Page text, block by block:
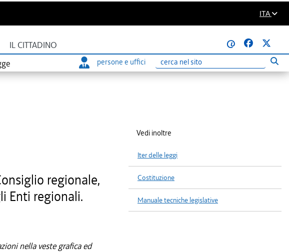
ITA
IL CITTADINO
@
persone e uffici
Ricerca
regionale,
Enti regionali.
nella veste grafica ed
Vedi inoltre
Iter delle leggi
Costituzione
Manuale tecniche legislative